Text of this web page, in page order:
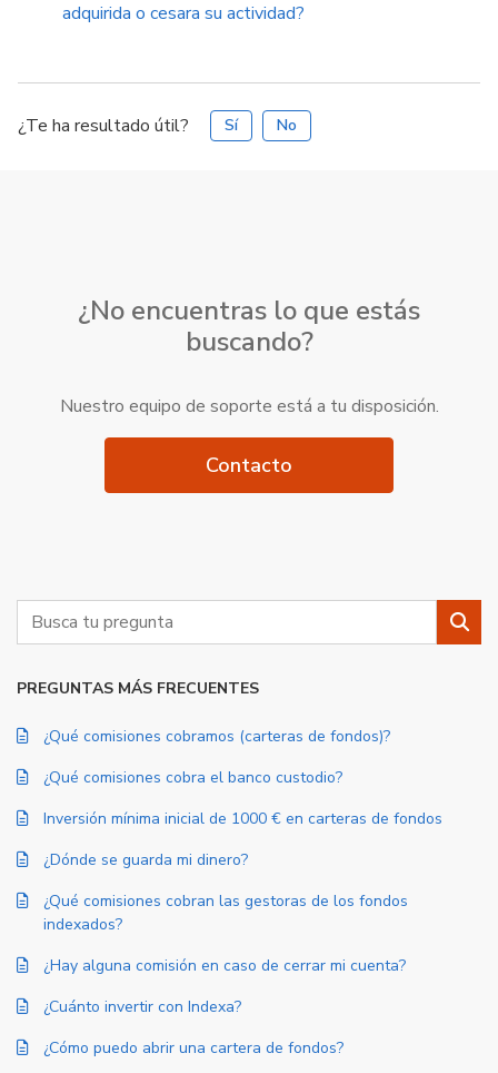
adquirida o cesara su actividad?
¿Te ha resultado útil? Sí No
¿No encuentras lo que estás
buscando?
Nuestro equipo de soporte está a tu disposición.
Contacto
Buscar
PREGUNTAS MÁS FRECUENTES
¿Qué comisiones cobramos (carteras de fondos)?
¿Qué comisiones cobra el banco custodio?
Inversión mínima inicial de 1000 € en carteras de fondos
¿Dónde se guarda mi dinero?
¿Qué comisiones cobran las gestoras de los fondos
indexados?
¿Hay alguna comisión en caso de cerrar mi cuenta?
¿Cuánto invertir con Indexa?
¿Cómo puedo abrir una cartera de fondos?